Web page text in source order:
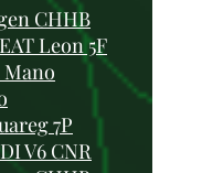
CHHB
Leon 5F
Mano
7P
V6 CNR